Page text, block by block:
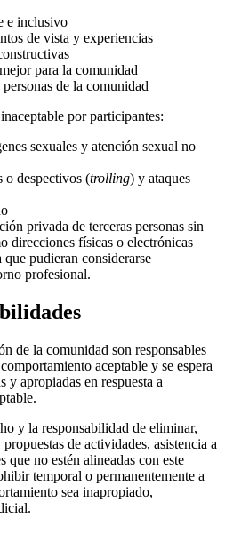
e inclusivo
de vista y experiencias
para la comunidad
de la comunidad
por participantes:
sexuales y atención sexual no
o despectivos (trolling) y ataques
privada de terceras personas sin
direcciones físicas o electrónicas
pudieran considerarse
profesional.
de la comunidad son responsables
aceptable y se espera
y apropiadas en respuesta a
y la responsabilidad de eliminar,
de actividades, asistencia a
que no estén alineadas con este
temporal o permanentemente a
sea inapropiado,